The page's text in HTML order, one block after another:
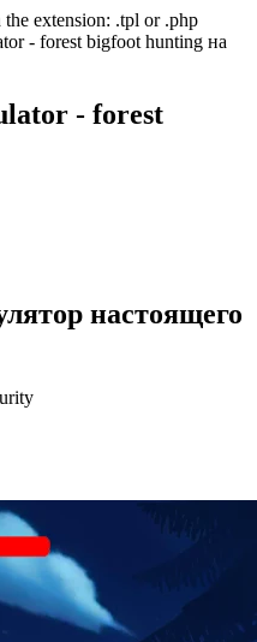
extension: .tpl or .php
- forest
настоящего